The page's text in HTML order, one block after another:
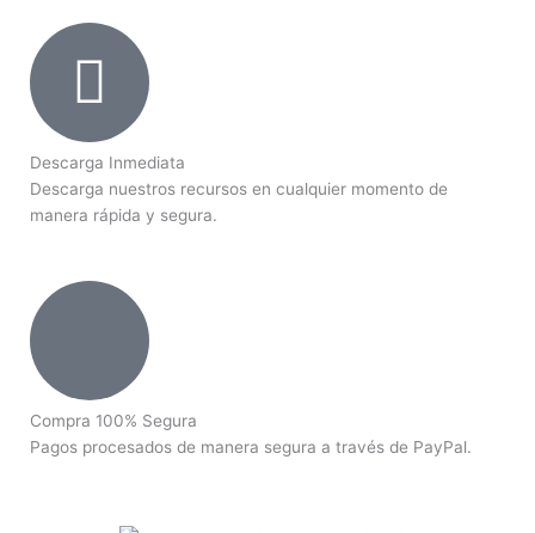
Descarga Inmediata
Descarga nuestros recursos en cualquier momento de
manera rápida y segura.
Compra 100% Segura
Pagos procesados de manera segura a través de PayPal.